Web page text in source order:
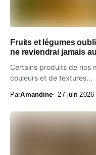
Fruits et légumes
ne reviendrai jamais
Certains produits de nos
couleurs et de textures...
ParAmandine 27 juin 2026